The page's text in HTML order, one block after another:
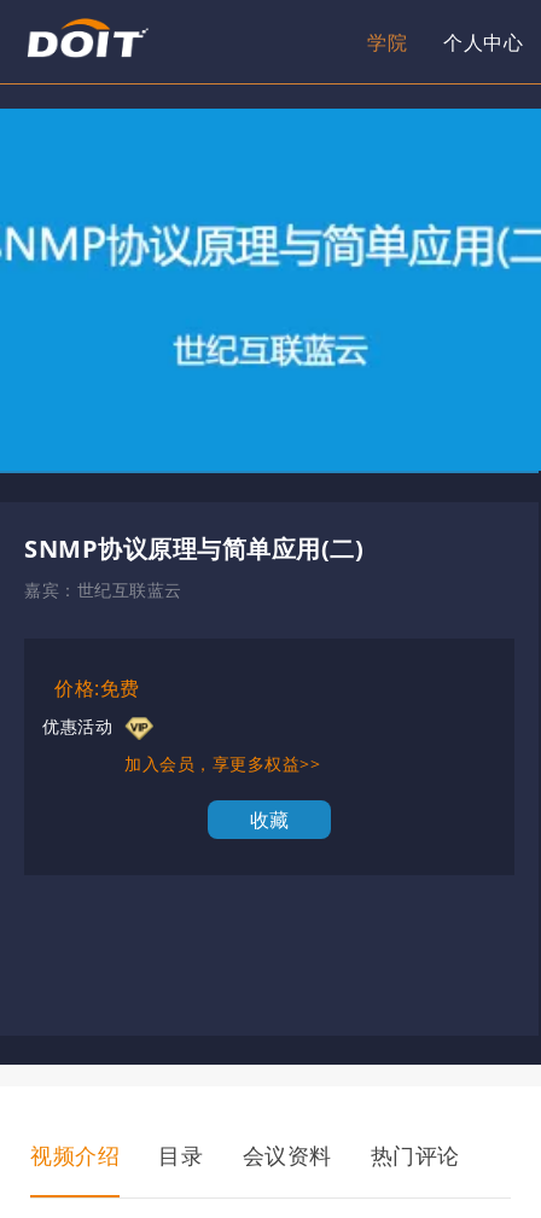
学院 个人中心
SNMP协议原理与简单应用(二)
嘉宾： 世纪互联蓝云
价格:免费
优惠活动
加入会员，享更多权益>>
收藏
视频介绍 目录 会议资料 热门评论